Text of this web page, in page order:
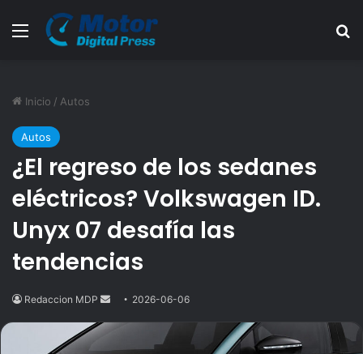
Menú
Inicio / Autos
Autos
¿El regreso de los sedanes
eléctricos? Volkswagen ID.
Unyx 07 desafía las
tendencias
Redaccion MDP
Send2026-06-06